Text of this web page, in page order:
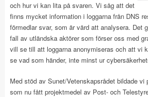
och hur vi kan lita på svaren. Vi såg att det
finns mycket information i loggarna från DNS
förmedlar svar, som är värd att analysera. Det
fall av utländska aktörer som förser oss med
vill se till att loggarna anonymiseras och att vi
se vad som händer, inte minst ur
Med stöd av Sunet/Vetenskapsrådet bildade vi
som nu fått projektmedel av Post- och